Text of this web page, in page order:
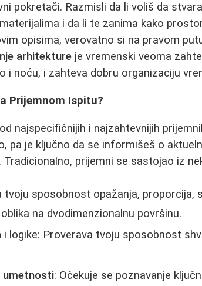
pokretači. Razmisli da li voliš da
i da li te zanima kako
opisima, verovatno si na pravom
arhitekture je vremenski veoma
i noću, i zahteva dobru organizaciju
Prijemnom Ispitu?
najspecifičnijih i najzahtevnijih
pa je ključno da se informišeš o
prijemni se sastojao iz
tvoju sposobnost opažanja, proporcija,
na dvodimenzionalnu površinu.
i logike: Proverava tvoju sposobnost
umetnosti: Očekuje se poznavanje